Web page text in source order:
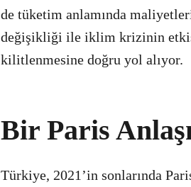
de tüketim anlamında
değişikliği ile iklim krizinin
kilitlenmesine doğru yol alıyor.
Bir Paris
Türkiye, 2021’in sonlarında